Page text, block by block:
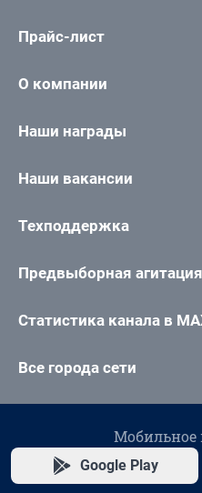
Прайс-лист
О компании
Наши награды
Наши вакансии
Техподдержка
Предвыборная агитация
Статистика канала в
Все города сети
Мобильное
Google Play